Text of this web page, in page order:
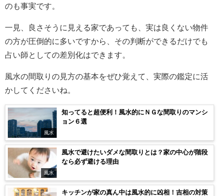
のも事実です。
一見、良さそうに見える家であっても、実は良くない物件
の方が圧倒的に多いですから、その判断ができるだけでも
占い師としての差別化はできます。
風水の間取りの見方の基本をぜひ覚えて、実際の鑑定に活
かしてくださいね。
風水
知ってると超便利！風水的にＮＧな間取りのマンシ
ョン６選
風水
風水で避けたいダメな間取りとは？家の中心が階段
なら必ず避ける理由
キッチンが家の真ん中は風水的に凶相！吉相の対策